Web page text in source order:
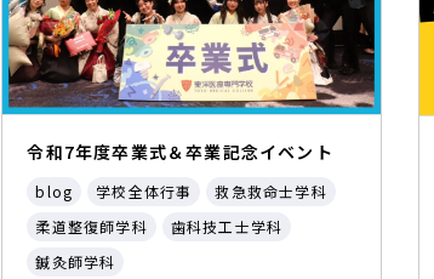
令和7年度卒業式＆卒業記念イベント
blog 学校全体行事
救急救命士学科
柔道整復師学科
歯科技工士学科
鍼灸師学科